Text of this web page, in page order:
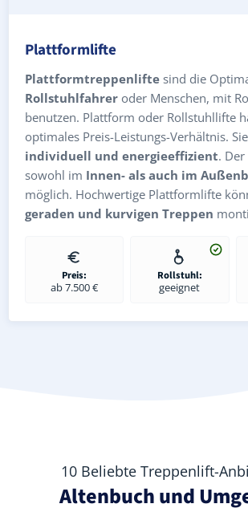
Plattformlifte
Plattformtreppenlifte sind die
Rollstuhlfahrer oder Menschen, mit
benutzen. Plattform oder Rollstuhllifte
optimales Preis-Leistungs-Verhältnis.
individuell und energieeffizient. Der
sowohl im Innen- als auch im
möglich. Hochwertige Plattformlifte
geraden und kurvigen Treppen
Preis:
ab 7.500 €
Rollstuhl:
geeignet
10 Beliebte Treppenlift-
Altenbuch und